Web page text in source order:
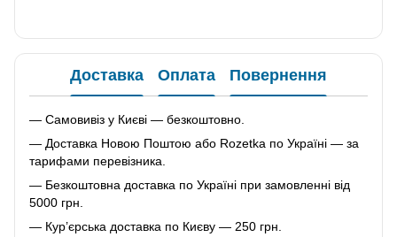
Доставка Оплата Повернення
— Самовивіз у Києві — безкоштовно.
— Доставка Новою Поштою або Rozetka по Україні — за
тарифами перевізника.
— Безкоштовна доставка по Україні при замовленні від
5000 грн.
— Кур’єрська доставка по Києву — 250 грн.